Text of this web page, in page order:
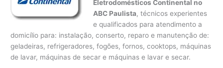
Eletrodomésticos Continental no
ABC Paulista, técnicos experientes
e qualificados para atendimento a
domicílio para: instalação, conserto, reparo e manutenção de:
geladeiras, refrigeradores, fogões, fornos, cooktops, máquinas
de lavar, máquinas de secar e máquinas e lavar e secar.